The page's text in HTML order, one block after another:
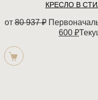
КРЕСЛО В
от80 937₽
600 ₽